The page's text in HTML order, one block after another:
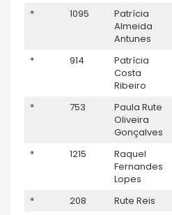
* 1095
Patrícia
Almeida
Antunes
* 914
Patrícia
Costa
Ribeiro
* 753
Paula Rute
Oliveira
Gonçalves
* 1215
Raquel
Fernandes
Lopes
* 208 Rute Reis